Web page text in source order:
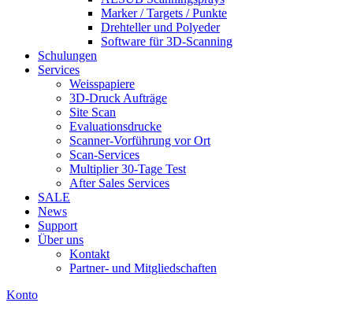
Marker / Targets / Punkte
Drehteller und Polyeder
Software für 3D-Scanning
Schulungen
Services
Weisspapiere
3D-Druck Aufträge
Site Scan
Evaluationsdrucke
Scanner-Vorführung vor Ort
Scan-Services
Multiplier 30-Tage Test
After Sales Services
SALE
News
Support
Über uns
Kontakt
Partner- und Mitgliedschaften
Konto